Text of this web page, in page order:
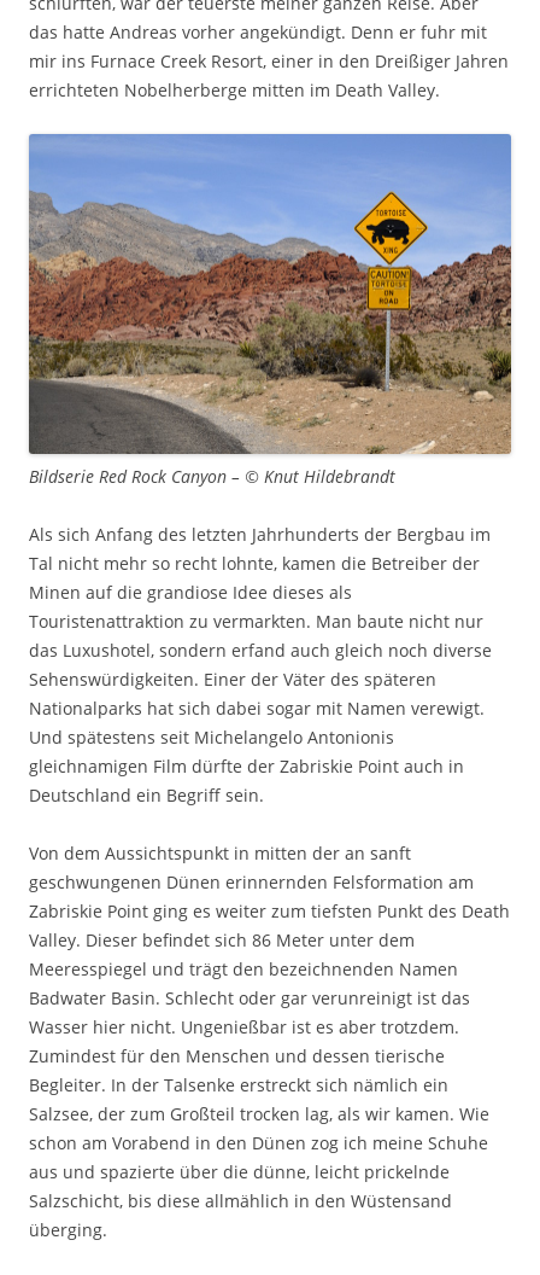
das hatte Andreas vorher angekündigt. Denn er fuhr mit
mir ins Furnace Creek Resort, einer in den Dreißiger Jahren
errichteten Nobelherberge mitten im Death Valley.
Bildserie Red Rock Canyon – © Knut Hildebrandt
Als sich Anfang des letzten Jahrhunderts der Bergbau im
Tal nicht mehr so recht lohnte, kamen die Betreiber der
Minen auf die grandiose Idee dieses als
Touristenattraktion zu vermarkten. Man baute nicht nur
das Luxushotel, sondern erfand auch gleich noch diverse
Sehenswürdigkeiten. Einer der Väter des späteren
Nationalparks hat sich dabei sogar mit Namen verewigt.
Und spätestens seit Michelangelo Antonionis
gleichnamigen Film dürfte der Zabriskie Point auch in
Deutschland ein Begriff sein.
Von dem Aussichtspunkt in mitten der an sanft
geschwungenen Dünen erinnernden Felsformation am
Zabriskie Point ging es weiter zum tiefsten Punkt des Death
Valley. Dieser befindet sich 86 Meter unter dem
Meeresspiegel und trägt den bezeichnenden Namen
Badwater Basin. Schlecht oder gar verunreinigt ist das
Wasser hier nicht. Ungenießbar ist es aber trotzdem.
Zumindest für den Menschen und dessen tierische
Begleiter. In der Talsenke erstreckt sich nämlich ein
Salzsee, der zum Großteil trocken lag, als wir kamen. Wie
schon am Vorabend in den Dünen zog ich meine Schuhe
aus und spazierte über die dünne, leicht prickelnde
Salzschicht, bis diese allmählich in den Wüstensand
überging.